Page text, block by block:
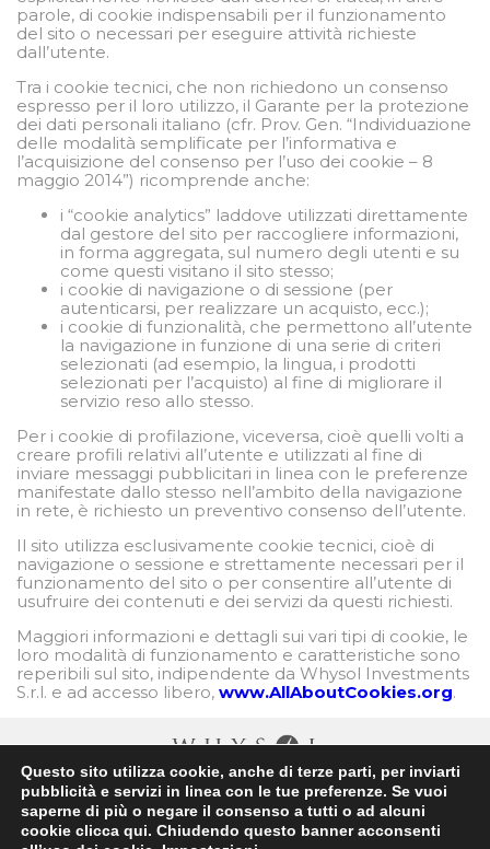
parole, di cookie indispensabili per il funzionamento
del sito o necessari per eseguire attività richieste
dall’utente.
Tra i cookie tecnici, che non richiedono un consenso
espresso per il loro utilizzo, il Garante per la protezione
dei dati personali italiano (cfr. Prov. Gen. “Individuazione
delle modalità semplificate per l’informativa e
l’acquisizione del consenso per l’uso dei cookie – 8
maggio 2014”) ricomprende anche:
i “cookie analytics” laddove utilizzati direttamente
dal gestore del sito per raccogliere informazioni,
in forma aggregata, sul numero degli utenti e su
come questi visitano il sito stesso;
i cookie di navigazione o di sessione (per
autenticarsi, per realizzare un acquisto, ecc.);
i cookie di funzionalità, che permettono all’utente
la navigazione in funzione di una serie di criteri
selezionati (ad esempio, la lingua, i prodotti
selezionati per l’acquisto) al fine di migliorare il
servizio reso allo stesso.
Per i cookie di profilazione, viceversa, cioè quelli volti a
creare profili relativi all’utente e utilizzati al fine di
inviare messaggi pubblicitari in linea con le preferenze
manifestate dallo stesso nell’ambito della navigazione
in rete, è richiesto un preventivo consenso dell’utente.
Il sito utilizza esclusivamente cookie tecnici, cioè di
navigazione o sessione e strettamente necessari per il
funzionamento del sito o per consentire all’utente di
usufruire dei contenuti e dei servizi da questi richiesti.
Maggiori informazioni e dettagli sui vari tipi di cookie, le
loro modalità di funzionamento e caratteristiche sono
reperibili sul sito, indipendente da Whysol Investments
S.r.l. e ad accesso libero, www.AllAboutCookies.org.
Partita IVA 06284170963 MILANO | Via Meravigli, 3 - 20123 | Tel: +39
Questo sito utilizza cookie, anche di terze parti, per inviarti
pubblicità e servizi in linea con le tue preferenze. Se vuoi
saperne di più o negare il consenso a tutti o ad alcuni
cookie clicca qui. Chiudendo questo banner acconsenti